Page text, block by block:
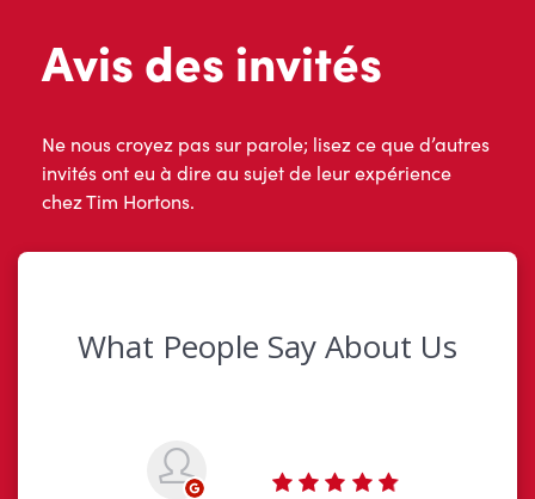
Avis des invités
Ne nous croyez pas sur parole; lisez ce que d’autres
invités ont eu à dire au sujet de leur expérience
chez Tim Hortons.